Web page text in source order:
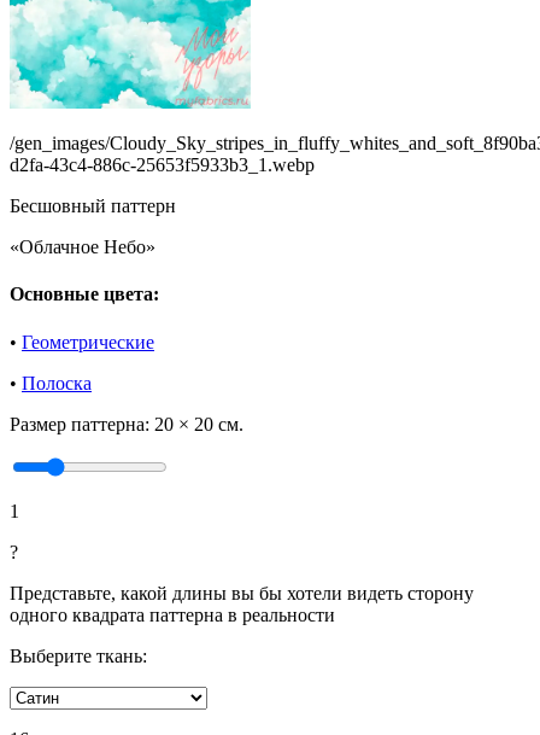
/gen_images/
d2fa-43c4-886c-25653f5933b3_1.webp
Бесшовный паттерн
«Облачное Небо»
Основные цвета:
• Геометрические
• Полоска
Размер паттерна: 20 × 20 см.
1
?
Представьте, какой длины вы бы хотели видеть сторону
одного квадрата паттерна в реальности
Выберите ткань: